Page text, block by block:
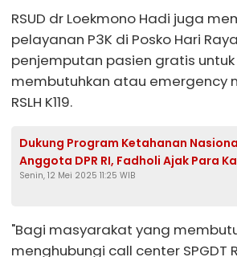
RSUD dr Loekmono Hadi juga
pelayanan P3K di Posko Hari
penjemputan pasien gratis
membutuhkan atau emergency
RSLH K119.
Dukung Program Ketahanan
Anggota DPR RI, Fadholi Ajak Para
Partai Kawal Demokrasi
Senin, 12 Mei 2025 11:25 WIB
"Bagi masyarakat yang
menghubungi call center SPGDT